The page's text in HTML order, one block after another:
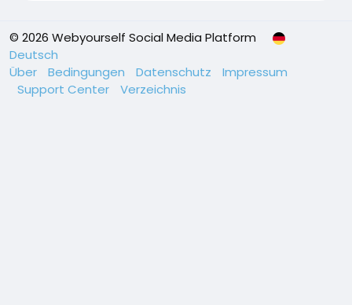
© 2026 Webyourself Social Media Platform
Deutsch
Über
Bedingungen Datenschutz
Impressum
Support Center
Verzeichnis